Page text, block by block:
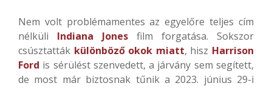
Nem volt problémamentes az egyelőre teljes cím
nélküli Indiana Jones film forgatása. Sokszor
csúsztatták különböző okok miatt, hisz Harrison
Ford is sérülést szenvedett, a járvány sem segített,
de most már biztosnak tűnik a 2023. június 29-i